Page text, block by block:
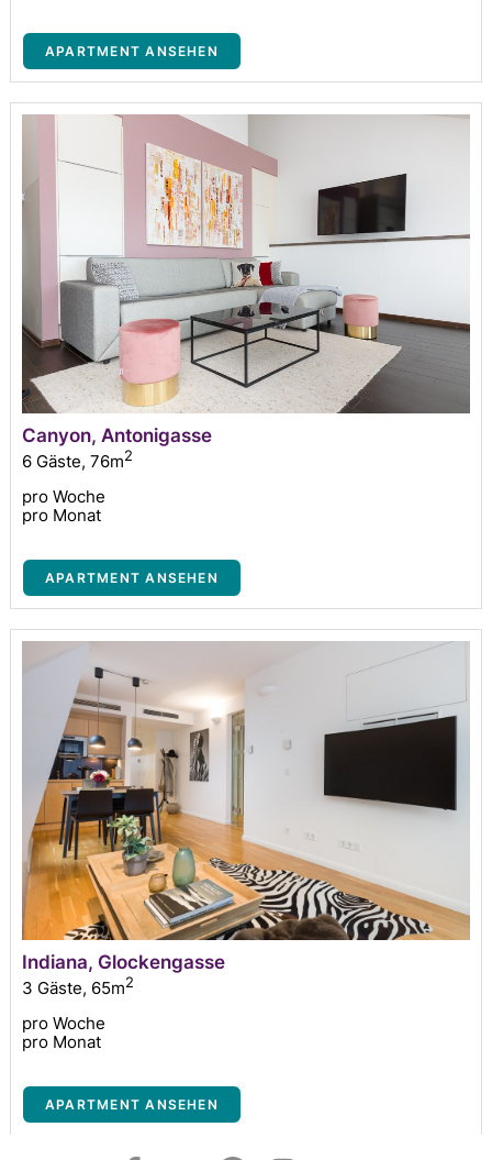
APARTMENT ANSEHEN
Canyon, Antonigasse
6 Gäste, 76m2
pro Woche
pro Monat
APARTMENT ANSEHEN
Indiana, Glockengasse
3 Gäste, 65m2
pro Woche
pro Monat
APARTMENT ANSEHEN